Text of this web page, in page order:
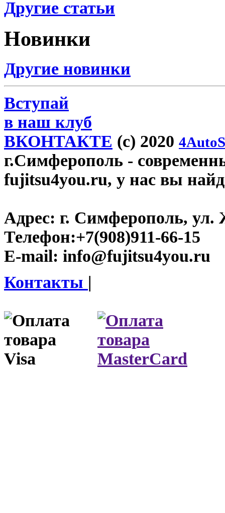
Другие статьи
Новинки
Другие новинки
Вступай
в наш клуб
ВКОНТАКТЕ (c) 2020
г.Симферополь -
fujitsu4you.ru, у нас вы
Адрес: г. Симферополь, ул.
Телефон:+7(908)911-66-15
E-mail: info@fujitsu4you.ru
Контакты |